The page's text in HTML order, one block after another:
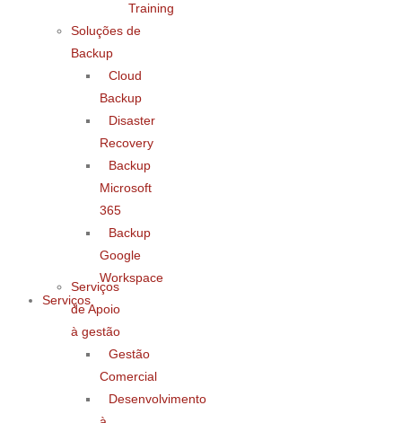
Training
Soluções de
Backup
Cloud
Backup
Disaster
Recovery
Backup
Microsoft
365
Backup
Google
Workspace
Serviços
Serviços
de Apoio
à gestão
Gestão
Comercial
Desenvolvimento